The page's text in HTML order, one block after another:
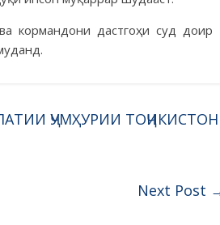
кормандони дастгоҳи суд доир
ҶУМҲУРИИ ТОҶИКИСТОН
Next Post